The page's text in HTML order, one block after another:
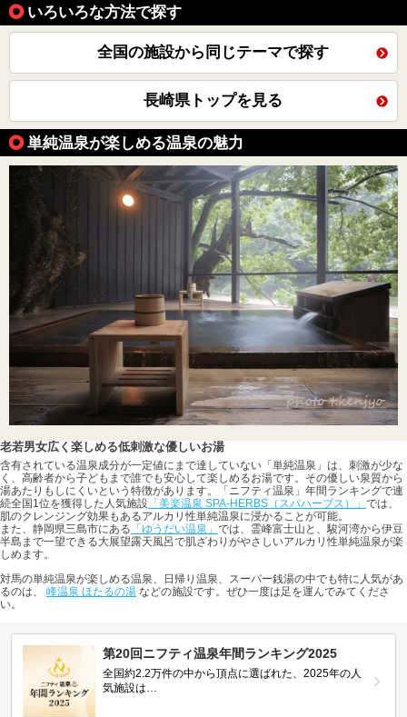
いろいろな方法で探す
全国の施設から同じテーマで探す
長崎県トップを見る
単純温泉が楽しめる温泉の魅力
老若男女広く楽しめる低刺激な優しいお湯
含有されている温泉成分が一定値にまで達していない「単純温泉」は、刺激が少な
く、高齢者から子どもまで誰でも安心して楽しめるお湯です。その優しい泉質から
湯あたりもしにくいという特徴があります。「ニフティ温泉」年間ランキングで連
続全国1位を獲得した人気施設 「美楽温泉 SPA-HERBS（スパハーブス）」 では、
肌のクレンジング効果もあるアルカリ性単純温泉に浸かることが可能。
また、静岡県三島市にある 「ゆうだい温泉」 では、霊峰富士山と、駿河湾から伊豆
半島まで一望できる大展望露天風呂で肌ざわりがやさしいアルカリ性単純温泉が楽
しめます。
対馬の単純温泉が楽しめる温泉、日帰り温泉、スーパー銭湯の中でも特に人気があ
るのは、 峰温泉 ほたるの湯 などの施設です。ぜひ一度は足を運んでみてくださ
い。
第20回ニフティ温泉年間ランキング2025
全国約2.2万件の中から頂点に選ばれた、2025年の人
気施設は…